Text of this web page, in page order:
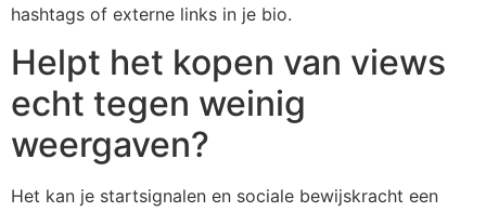
hashtags of externe links in je bio.
Helpt het kopen van views
echt tegen weinig
weergaven?
Het kan je startsignalen en sociale bewijskracht een